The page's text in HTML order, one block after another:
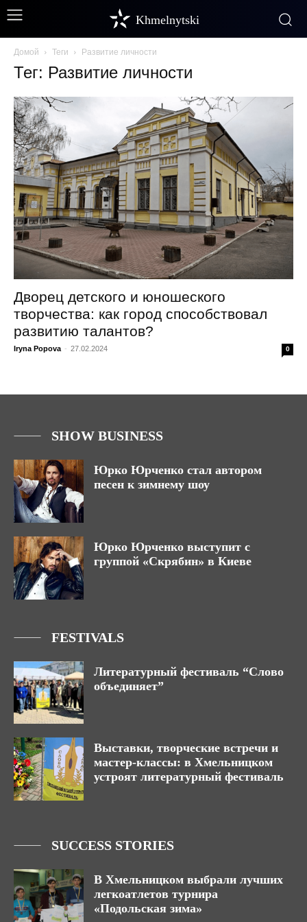
Khmelnytski
Домой Теги Развитие личности
Тег: Развитие личности
Дворец детского и юношеского
творчества: как город способствовал
развитию талантов?
Iryna Popova - 27.02.2024 0
SHOW BUSINESS
Юрко Юрченко стал автором
песен к зимнему шоу
Юрко Юрченко выступит с
группой «Скрябин» в Киеве
FESTIVALS
Литературный фестиваль “Слово
объединяет”
Выставки, творческие встречи и
мастер-классы: в Хмельницком
устроят литературный фестиваль
SUCCESS STORIES
В Хмельницком выбрали лучших
легкоатлетов турнира
«Подольская зима»